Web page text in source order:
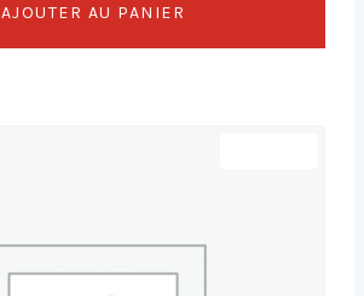
AJOUTER AU PANIER